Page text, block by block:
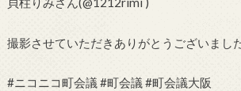
撮影させていただきありがとうございまし
#ニコニコ町会議 #町会議 #町会議大阪